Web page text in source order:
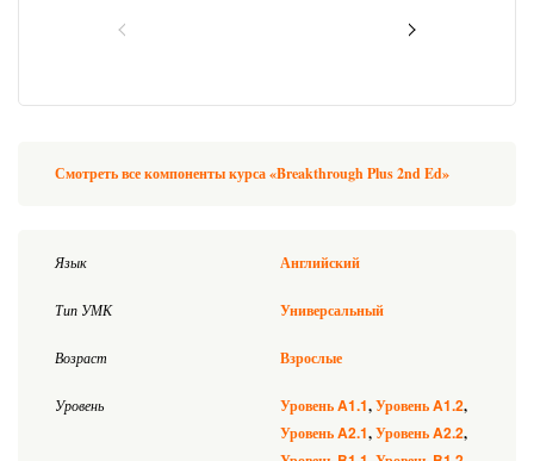
Смотреть все компоненты курса «Breakthrough Plus 2nd Ed»
Язык Английский
Тип УМК Универсальный
Возраст Взрослые
Уровень УровеньA1.1 УровеньA1.2
УровеньA2.1 УровеньA2.2